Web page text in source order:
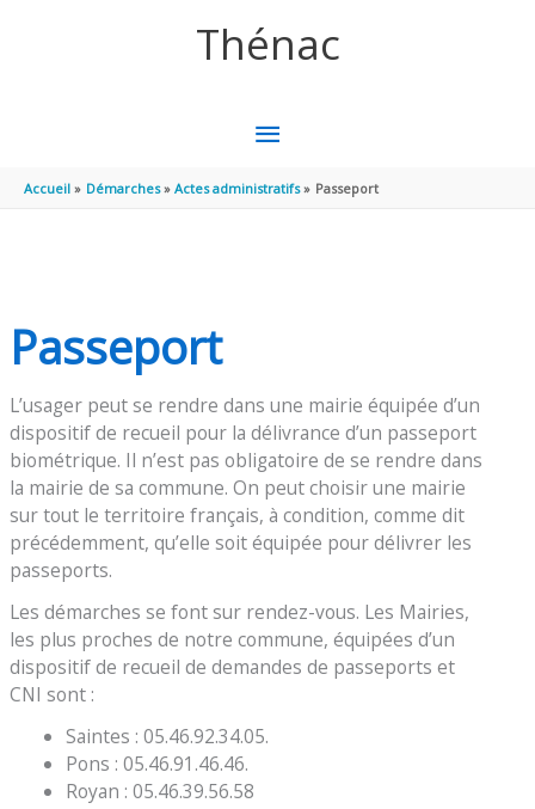
Thénac
MENU
PRINCIPAL
Accueil Démarches Actes administratifs Passeport
Passeport
L’usager peut se rendre dans une mairie équipée d’un
dispositif de recueil pour la délivrance d’un passeport
biométrique. Il n’est pas obligatoire de se rendre dans
la mairie de sa commune. On peut choisir une mairie
sur tout le territoire français, à condition, comme dit
précédemment, qu’elle soit équipée pour délivrer les
passeports.
Les démarches se font sur rendez-vous. Les Mairies,
les plus proches de notre commune, équipées d’un
dispositif de recueil de demandes de passeports et
CNI sont :
Saintes : 05.46.92.34.05.
Pons : 05.46.91.46.46.
Royan : 05.46.39.56.58